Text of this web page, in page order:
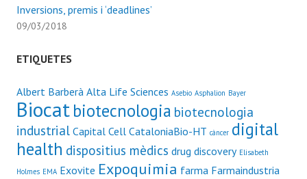
Inversions, premis i ‘deadlines’
09/03/2018
ETIQUETES
Albert Barberà Alta Life Sciences Asebio Asphalion Bayer
Biocatbiotecnologia biotecnologia
industrial Capital Cell CataloniaBio-HT càncer digital
health dispositius mèdics drug discovery Elisabeth
Holmes EMA Exovite Expoquimia farma Farmaindustria